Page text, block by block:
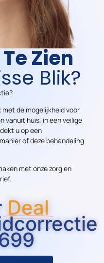
Zien
Blik?
de mogelijkheid voor
vanuit huis, in een veilige
u op een
of deze behandeling
met onze zorg en
Deal